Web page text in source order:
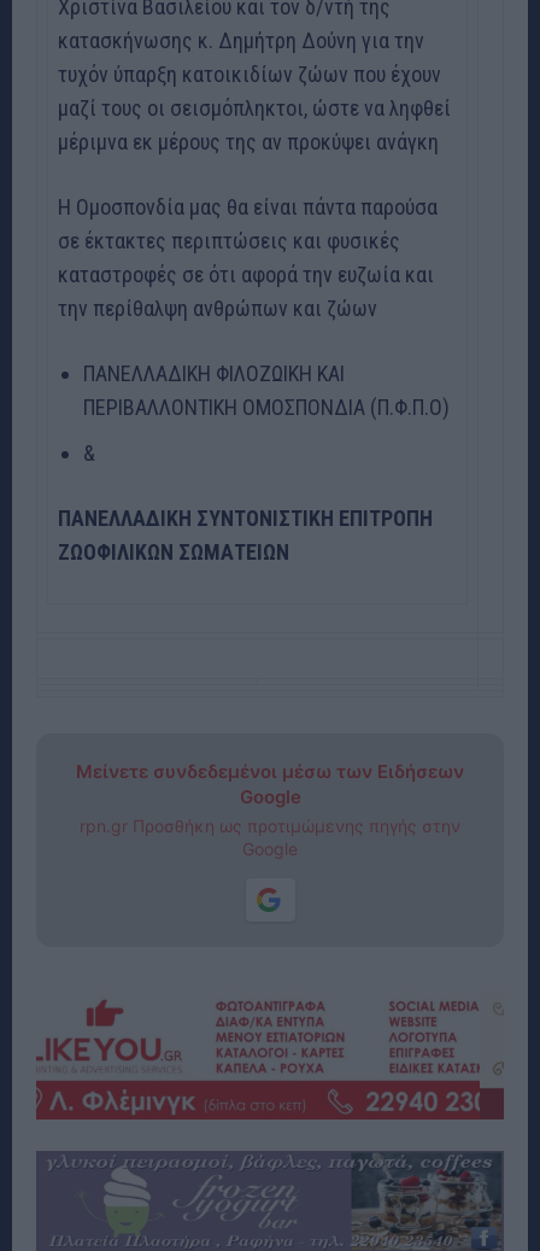
Χριστίνα Βασιλείου και τον δ/ντή της
κατασκήνωσης κ. Δημήτρη Δούνη για την
τυχόν ύπαρξη κατοικιδίων ζώων που έχουν
μαζί τους οι σεισμόπληκτοι, ώστε να ληφθεί
μέριμνα εκ μέρους της αν προκύψει ανάγκη
Η Ομοσπονδία μας θα είναι πάντα παρούσα
σε έκτακτες περιπτώσεις και φυσικές
καταστροφές σε ότι αφορά την ευζωία και
την περίθαλψη ανθρώπων και ζώων
ΠΑΝΕΛΛΑΔΙΚΗ ΦΙΛΟΖΩΙΚΗ ΚΑΙ
ΠΕΡΙΒΑΛΛΟΝΤΙΚΗ ΟΜΟΣΠΟΝΔΙΑ (Π.Φ.Π.Ο)
&
ΠΑΝΕΛΛΑΔΙΚΗ ΣΥΝΤΟΝΙΣΤΙΚΗ ΕΠΙΤΡΟΠΗ
ΖΩΟΦΙΛΙΚΩΝ ΣΩΜΑΤΕΙΩΝ
Μείνετε συνδεδεμένοι μέσω των Ειδήσεων
Google
rpn.gr Προσθήκη ως προτιμώμενης πηγής στην
Google